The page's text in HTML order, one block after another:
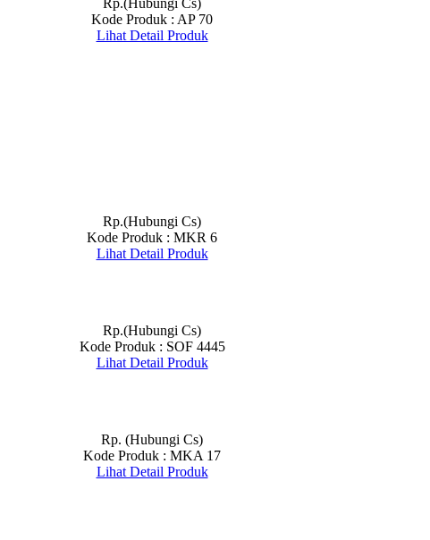
Rp.(Hubungi Cs)
Kode Produk : AP 70
Lihat Detail Produk
Rp.(Hubungi Cs)
Kode Produk : MKR 6
Lihat Detail Produk
Rp.(Hubungi Cs)
Kode Produk : SOF 4445
Lihat Detail Produk
Rp. (Hubungi Cs)
Kode Produk : MKA 17
Lihat Detail Produk